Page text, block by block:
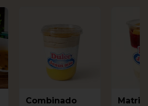
Combinado